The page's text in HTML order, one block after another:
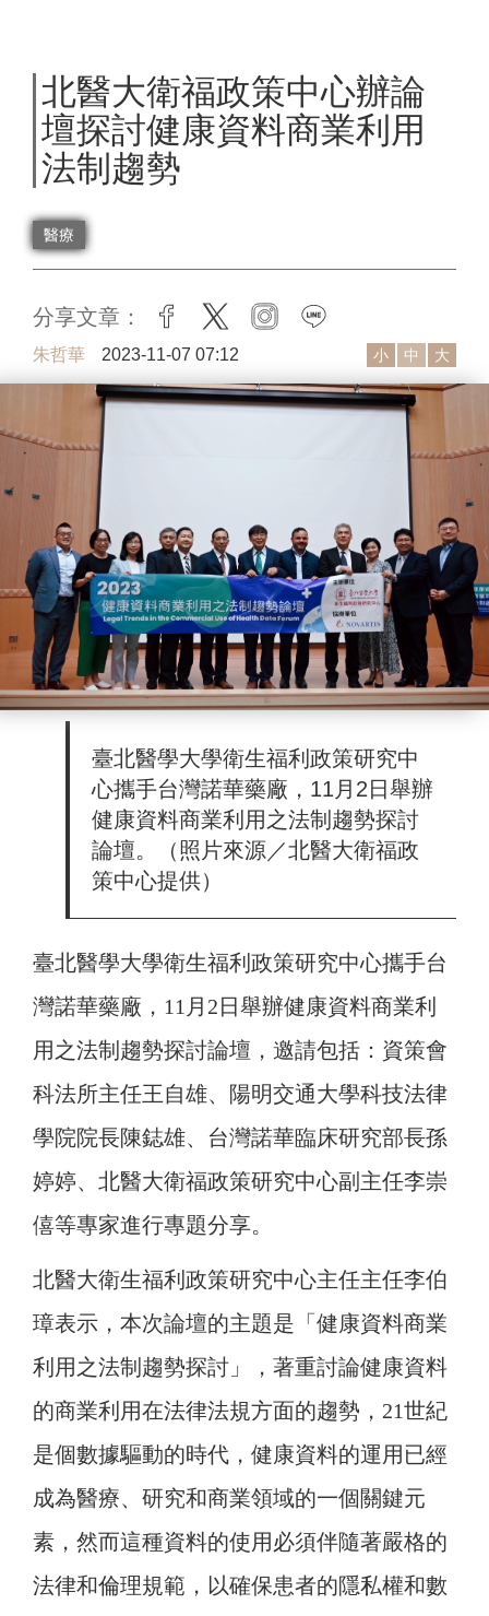
北醫大衛福政策中心辦論
壇探討健康資料商業利用
法制趨勢
醫療
分享文章： facebook
twitter instagram
朱哲華 2023-11-07 07:12 小 中 大
臺北醫學大學衛生福利政策研究中
心攜手台灣諾華藥廠，11月2日舉辦
健康資料商業利用之法制趨勢探討
論壇。（照片來源／北醫大衛福政
策中心提供）
臺北醫學大學衛生福利政策研究中心攜手台
灣諾華藥廠，11月2日舉辦健康資料商業利
用之法制趨勢探討論壇，邀請包括：資策會
科法所主任王自雄、陽明交通大學科技法律
學院院長陳鋕雄、台灣諾華臨床研究部長孫
婷婷、北醫大衛福政策研究中心副主任李崇
僖等專家進行專題分享。
北醫大衛生福利政策研究中心主任主任李伯
璋表示，本次論壇的主題是「健康資料商業
利用之法制趨勢探討」，著重討論健康資料
的商業利用在法律法規方面的趨勢，21世紀
是個數據驅動的時代，健康資料的運用已經
成為醫療、研究和商業領域的一個關鍵元
素，然而這種資料的使用必須伴隨著嚴格的
法律和倫理規範，以確保患者的隱私權和數